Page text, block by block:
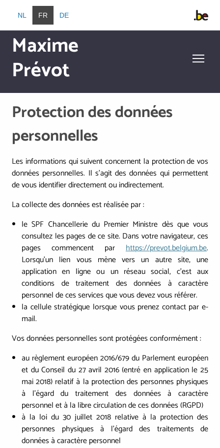
Aller au contenu principal
NL FR DE
Maxime
Prévot
Protection des données
personnelles
Les informations qui suivent concernent la protection de vos
données personnelles. Il s’agit des données qui permettent
de vous identifier directement ou indirectement.
La collecte des données est réalisée par :
le SPF Chancellerie du Premier Ministre dès que vous
consultez les pages de ce site. Dans votre navigateur, ces
pages commencent par https://prevot.belgium.be.
Lorsqu'un lien vous mène vers un autre site, une
application en ligne ou un réseau social, c'est aux
conditions de traitement des données à caractère
personnel de ces services que vous devez vous référer.
la cellule stratégique lorsque vous prenez contact par e-
mail.
Vos données personnelles sont protégées conformément :
au règlement européen 2016/679 du Parlement européen
et du Conseil du 27 avril 2016 (entré en application le 25
mai 2018) relatif à la protection des personnes physiques
à l'égard du traitement des données à caractère
personnel et à la libre circulation de ces données (RGPD)
à la loi du 30 juillet 2018 relative à la protection des
personnes physiques à l'égard des traitements de
données à caractère personnel